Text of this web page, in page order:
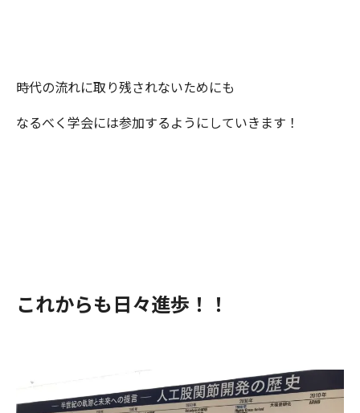
時代の流れに取り残されないためにも
なるべく学会には参加するようにしていきます！
これからも日々進歩！！